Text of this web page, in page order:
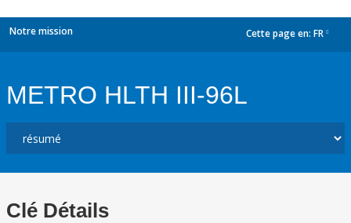
Notre mission Cette page en: FR
METRO HLTH III-96L
Clé Détails